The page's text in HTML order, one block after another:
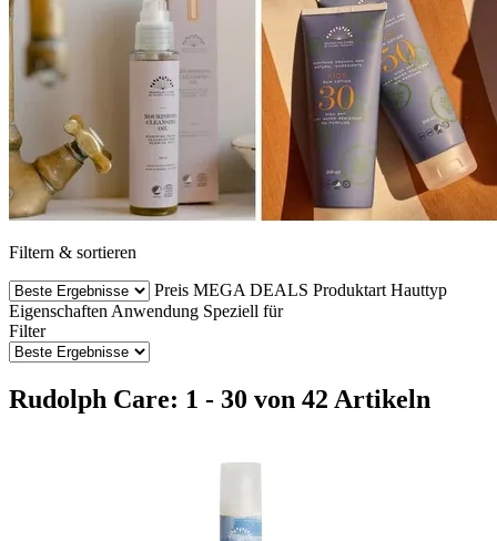
Filtern & sortieren
Preis MEGA DEALS Produktart Hauttyp
Eigenschaften Anwendung Speziell für
Filter
Rudolph Care: 1 - 30 von 42 Artikeln